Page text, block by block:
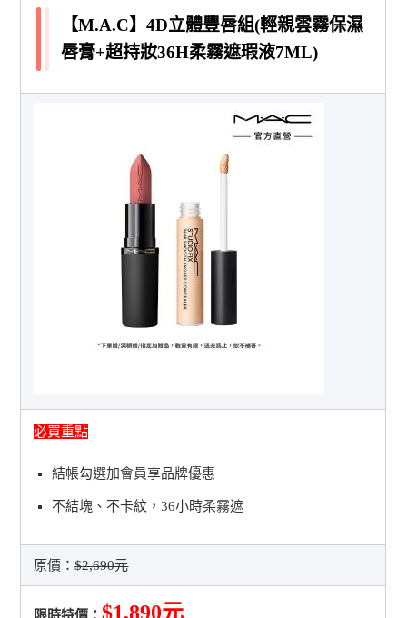
【M.A.C】4D立體豐唇組(輕親雲霧保濕
唇膏+超持妝36H柔霧遮瑕液7ML)
必買重點
結帳勾選加會員享品牌優惠
不結塊、不卡紋，36小時柔霧遮
原價：$2,690元
限時特價：$1,890元